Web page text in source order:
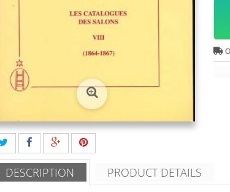
DESCRIPTION PRODUCT DETAILS